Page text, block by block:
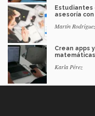
Estudiantes
asesoría
Martín
Crean apps
matemáticas
Karla Pérez